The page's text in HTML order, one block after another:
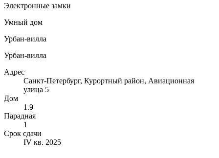
Электронные замки
Умный дом
Урбан-вилла
Урбан-вилла
Адрес
Санкт-Петербург, Курортный район, Авиационная
улица 5
Дом
1.9
Парадная
1
Срок сдачи
IV кв. 2025